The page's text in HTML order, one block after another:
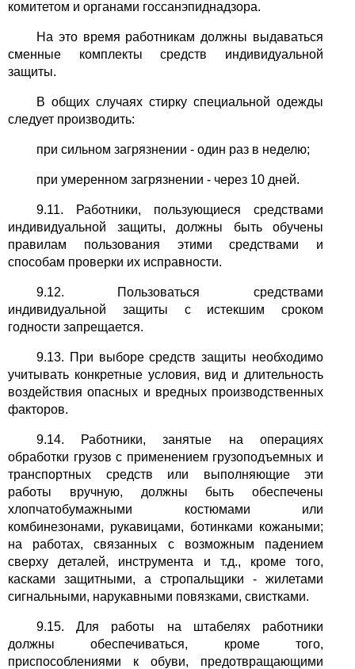
комитетом и органами госсанэпиднадзора.
На это время работникам должны выдаваться
сменные комплекты средств индивидуальной
защиты.
В общих случаях стирку специальной одежды
следует производить:
при сильном загрязнении - один раз в неделю;
при умеренном загрязнении - через 10 дней.
9.11. Работники, пользующиеся средствами
индивидуальной защиты, должны быть обучены
правилам пользования этими средствами и
способам проверки их исправности.
9.12. Пользоваться средствами
индивидуальной защиты с истекшим сроком
годности запрещается.
9.13. При выборе средств защиты необходимо
учитывать конкретные условия, вид и длительность
воздействия опасных и вредных производственных
факторов.
9.14. Работники, занятые на операциях
обработки грузов с применением грузоподъемных и
транспортных средств или выполняющие эти
работы вручную, должны быть обеспечены
хлопчатобумажными костюмами или
комбинезонами, рукавицами, ботинками кожаными;
на работах, связанных с возможным падением
сверху деталей, инструмента и т.д., кроме того,
касками защитными, а стропальщики - жилетами
сигнальными, нарукавными повязками, свистками.
9.15. Для работы на штабелях работники
должны обеспечиваться, кроме того,
приспособлениями к обуви, предотвращающими